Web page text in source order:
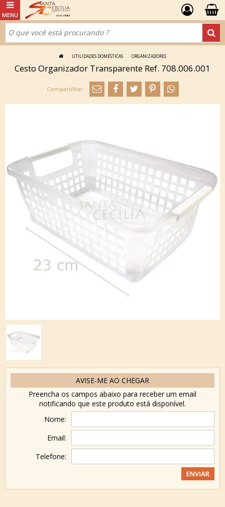
UTILIDADES DOMÉSTICAS ORGANIZADORES
Cesto Organizador Transparente Ref. 708.006.001
AVISE-ME AO CHEGAR
Preencha os campos abaixo para receber um email
notificando que este produto está disponível.
Nome:
Email:
Telefone: